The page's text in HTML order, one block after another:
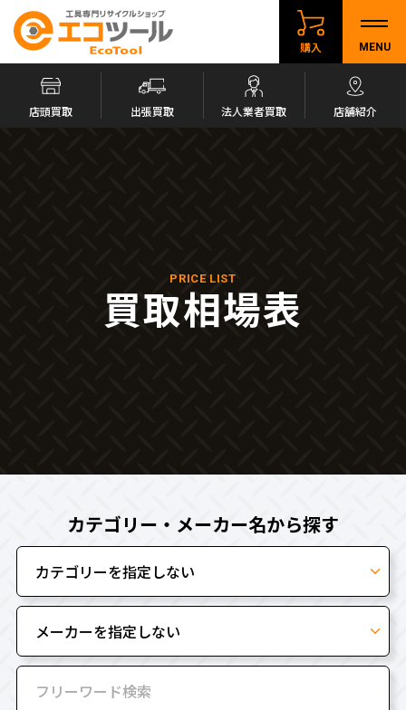
購入 MENU
店頭買取 出張買取 法人業者買取 店舗紹介
PRICE LIST
買取相場表
カテゴリー・メーカー名から探す